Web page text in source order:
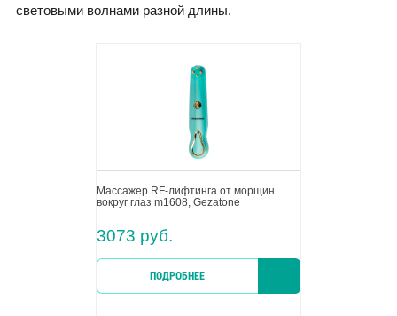
световыми волнами разной длины.
Массажер RF-лифтинга от морщин
вокруг глаз m1608, Gezatone
3073 руб.
ПОДРОБНЕЕ